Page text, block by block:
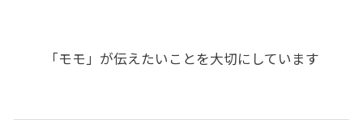
「モモ」が伝えたいことを大切にしています